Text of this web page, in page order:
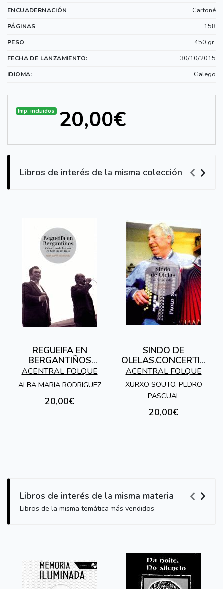
ENCUADERNACIÓN Cartoné
PÁGINAS 158
PESO 450 gr.
FECHA DE LANZAMIENTO: 30/10/2015
IDIOMA: Galego
Imp. incluidos 20,00€
Libros de interés de la misma colección
REGUEIFA EN
BERGANTIÑOS
(INCLUE CD)
ACENTRAL FOLQUE
ALBA MARIA RODRIGUEZ
20,00€
SINDO DE
OLELAS.CONCERTIN
A GALEGA
ACENTRAL FOLQUE
XURXO SOUTO. PEDRO
PASCUAL
20,00€
Libros de interés de la misma materia
Libros de la misma temática más vendidos